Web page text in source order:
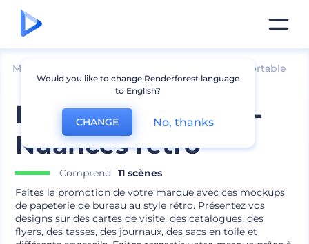
Mockups Maquette d՛ordinateur portable
Pack de mockups -
Nuances rétro
Comprend
11 scènes
Faites la promotion de votre marque avec ces mockups
de papeterie de bureau au style rétro. Présentez vos
designs sur des cartes de visite, des catalogues, des
flyers, des tasses, des journaux, des sacs en toile et
Would you like to change Renderforest language
to English?
CHANGE No, thanks